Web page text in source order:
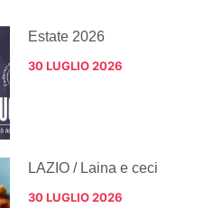
Estate 2026
30 LUGLIO 2026
LAZIO / Laina e ceci
30 LUGLIO 2026